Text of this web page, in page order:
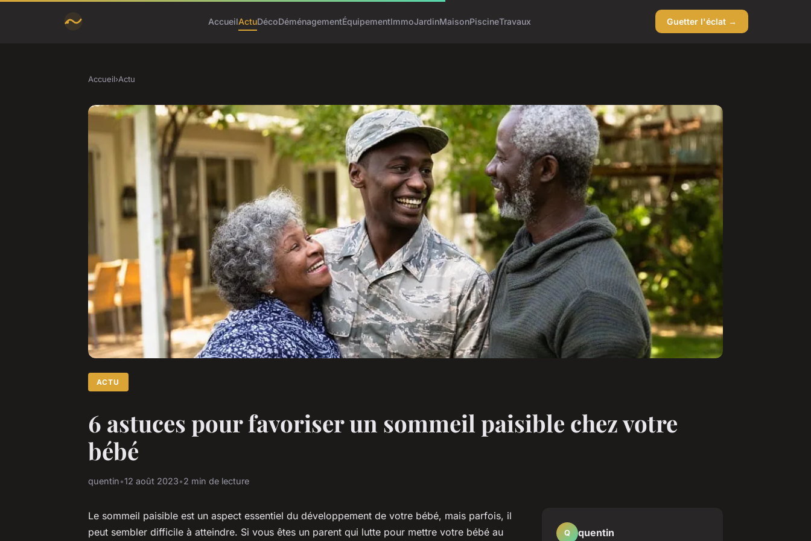
AccueilActuDécoDéménagementÉquipementImmoJardinMaisonPiscineTravaux Guetter l'éclat →
Accueil›Actu
ACTU
6 astuces pour favoriser un sommeil paisible chez votre
bébé
quentin•12 août 2023•2 min de lecture
Le sommeil paisible est un aspect essentiel du développement de votre bébé, mais parfois, il
peut sembler difficile à atteindre. Si vous êtes un parent qui lutte pour mettre votre bébé au
Q quentin